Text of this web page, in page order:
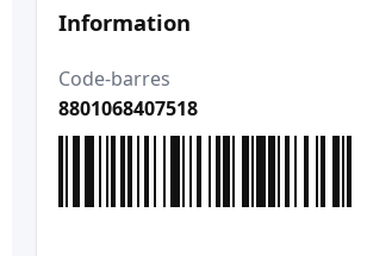
Information
Code-barres
8801068407518